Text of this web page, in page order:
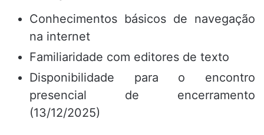
Conhecimentos básicos de navegação
na internet
Familiaridade com editores de texto
Disponibilidade para o encontro
presencial de encerramento
(13/12/2025)